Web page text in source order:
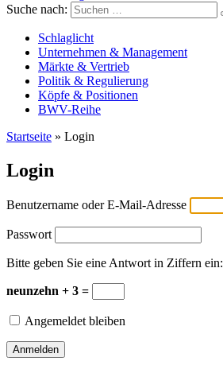
Versicherungswirtschaft-heute
Suche nach:
Schlaglicht
Unternehmen & Management
Märkte & Vertrieb
Politik & Regulierung
Köpfe & Positionen
BWV-Reihe
Startseite » Login
Login
Benutzername oder E-Mail-Adresse
Passwort
Bitte geben Sie eine Antwort in Ziffern ein:
neunzehn + 3 =
Angemeldet bleiben